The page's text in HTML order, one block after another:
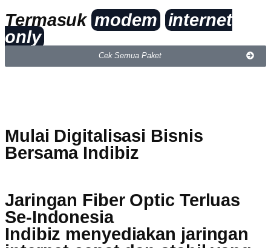
Termasukmodem internet
only
Cek Semua Paket
Mulai Digitalisasi Bisnis
Bersama Indibiz
Jaringan Fiber Optic Terluas
Se-Indonesia
Indibiz menyediakan jaringan